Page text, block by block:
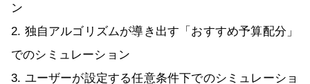
ン
2. 独自アルゴリズムが導き出す「おすすめ予算配分」
でのシミュレーション
3. ユーザーが設定する任意条件下でのシミュレーショ